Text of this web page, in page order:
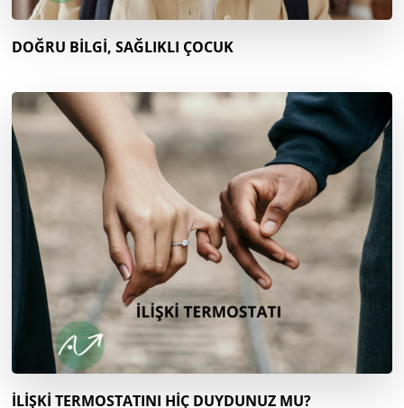
DOĞRU BİLGİ, SAĞLIKLI ÇOCUK
İLİŞKİ TERMOSTATINI HİÇ DUYDUNUZ MU?